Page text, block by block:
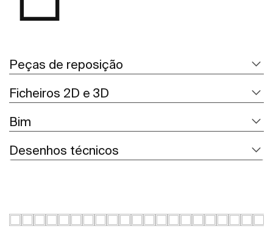
Peças de reposição
Ficheiros 2D e 3D
Bim
Desenhos técnicos